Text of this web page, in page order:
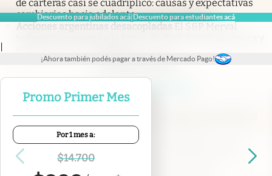
Descuento para jubilados acá|Descuento para estudiantes acá
|
¡Ahora también podés pagar a través de Mercado Pago!
Promo Primer Mes
Por 1 mes a:
$14.700
de carteras casi se cuadriplicó: causas y expectativas
cambiarias hacia adelante
Acciones argentinas desacopladas El S&P Merval
abre en nueva pestaña
abre en nueva pestaña
abre en nueva pestaña
abre en nueva pestaña
abre en nueva pestaña
Portal de Proveedores